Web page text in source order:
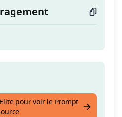
un point fort
pour voir le Prompt